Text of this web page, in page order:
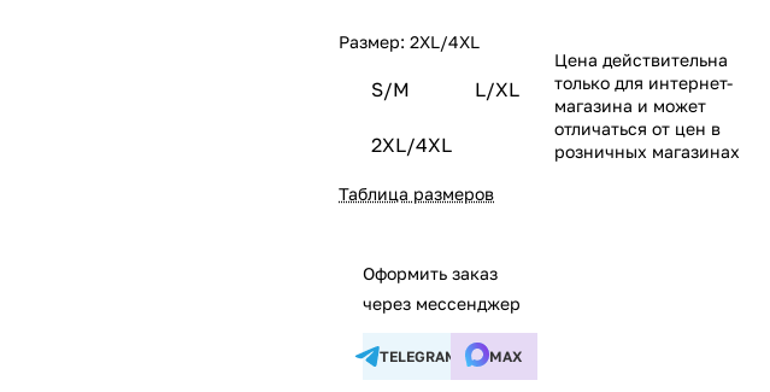
Размер: 2XL/4XL
S/M L/XL
2XL/4XL
Таблица размеров
Оформить заказ
через мессенджер
TELEGRAM MAX
Цена действительна
только для интернет-
магазина и может
отличаться от цен в
розничных магазинах